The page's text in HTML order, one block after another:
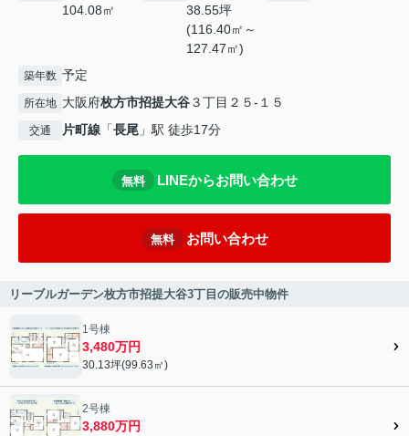
104.08㎡
38.55坪
(116.40㎡～
127.47㎡)
築年数 予定
所在地 大阪府枚方市招提大谷３丁目２５-１５
交通 片町線 「長尾 」駅 徒歩17分
無料 LINEからお問い合わせ
無料 お問い合わせ
リーブルガーデン枚方市招提大谷3丁目の販売中物件
1号棟
3,480万円
30.13坪(99.63㎡)
2号棟
3,880万円